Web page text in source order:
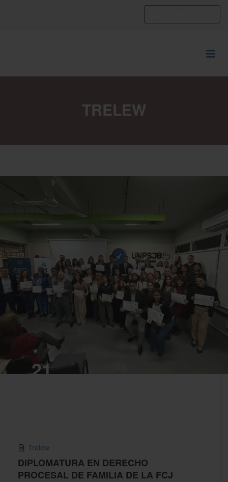
TRELEW
21
Trelew
DIPLOMATURA EN DERECHO
PROCESAL DE FAMILIA DE LA FCJ